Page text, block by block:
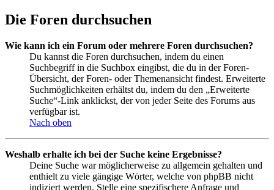
Die Foren durchsuchen
Wie kann ich ein Forum oder mehrere Foren durchsuchen?
Du kannst die Foren durchsuchen, indem du einen
Suchbegriff in die Suchbox eingibst, die du in der Foren-
Übersicht, der Foren- oder Themenansicht findest. Erweiterte
Suchmöglichkeiten erhältst du, indem du den „Erweiterte
Suche“-Link anklickst, der von jeder Seite des Forums aus
verfügbar ist.
Nach oben
Weshalb erhalte ich bei der Suche keine Ergebnisse?
Deine Suche war möglicherweise zu allgemein gehalten und
enthielt zu viele gängige Wörter, welche von phpBB nicht
indiziert werden. Stelle eine spezifischere Anfrage und